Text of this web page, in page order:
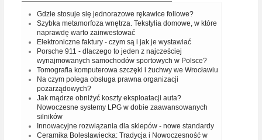
Gdzie stosuje się jednorazowe rękawice foliowe?
Szybka metamorfoza wnętrza. Tekstylia domowe, w które
naprawdę warto zainwestować
Elektroniczne faktury - czym są i jak je wystawiać
Porsche 911 - dlaczego to jeden z najcześciej
wynajmowanych samochodów sportowych w Polsce?
Tomografia komputerowa szczęki i żuchwy we Wrocławiu
Na czym polega obsługa prawna organizacji
pozarządowych?
Jak mądrze obniżyć koszty eksploatacji auta?
Nowoczesne systemy LPG w dobie zaawansowanych
silników
Innowacyjne rozwiązania dla sklepów - nowe standardy
Ceramika Bolesławiecka: Tradycja i Nowoczesność w